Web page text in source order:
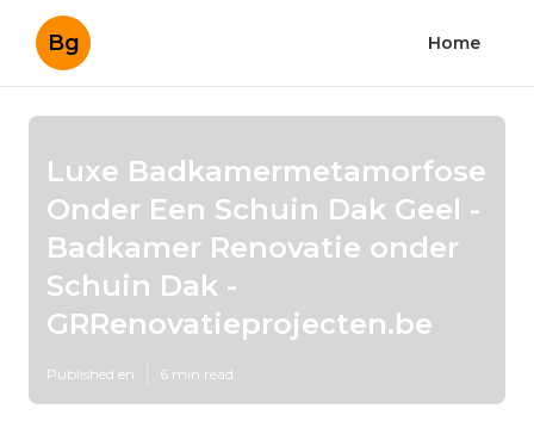
Bg Home
Luxe Badkamermetamorfose
Onder Een Schuin Dak Geel -
Badkamer Renovatie onder
Schuin Dak -
GRRenovatieprojecten.be
Published en 6 min read